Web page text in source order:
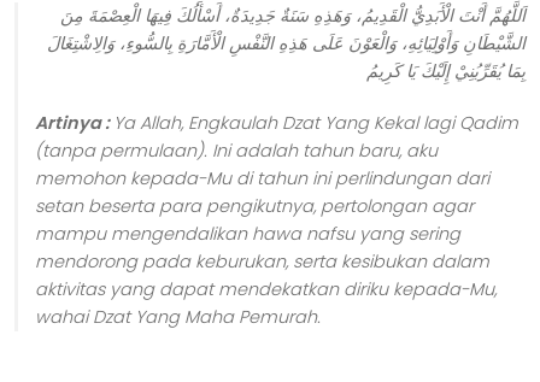
اَللَّهُمَّ أَنْتَ الْأَبَدِيُّ الْقَدِيمُ، وَهَذِهِ سَنَةٌ جَدِيدَةٌ، أَسْأَلُكَ فِيهَا الْعِصْمَةَ مِنَ
الشَّيْطَانِ وَأَوْلِيَائِهِ، وَالْعَوْنَ عَلَى هَذِهِ النَّفْسِ الْأَمَّارَةِ بِالسُّوءِ، وَالِاشْتِغَالَ
بِمَا يُقَرِّبُنِيْ إِلَيْكَ يَا كَرِيمُ
Artinya : Ya Allah, Engkaulah Dzat Yang Kekal lagi Qadim
(tanpa permulaan). Ini adalah tahun baru, aku
memohon kepada-Mu di tahun ini perlindungan dari
setan beserta para pengikutnya, pertolongan agar
mampu mengendalikan hawa nafsu yang sering
mendorong pada keburukan, serta kesibukan dalam
aktivitas yang dapat mendekatkan diriku kepada-Mu,
wahai Dzat Yang Maha Pemurah.